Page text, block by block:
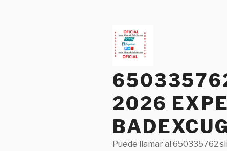
2026
Puede llamar al 650335762